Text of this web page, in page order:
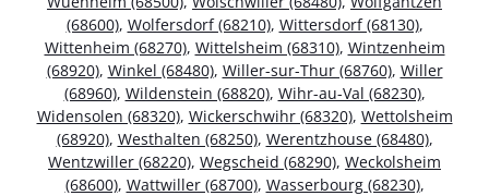
(68600), Wolfersdorf (68210), Wittersdorf (68130),
Wittenheim (68270), Wittelsheim (68310), Wintzenheim
(68920), Winkel (68480), Willer-sur-Thur (68760), Willer
(68960), Wildenstein (68820), Wihr-au-Val (68230),
Widensolen (68320), Wickerschwihr (68320), Wettolsheim
(68920), Westhalten (68250), Werentzhouse (68480),
Wentzwiller (68220), Wegscheid (68290), Weckolsheim
(68600), Wattwiller (68700), Wasserbourg (68230),